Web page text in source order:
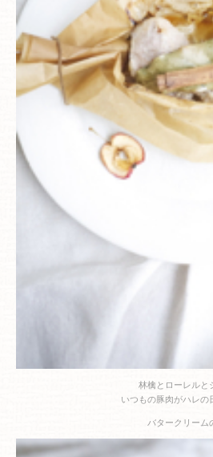
林檎とローレルと
いつもの豚肉がハレの
バタークリーム